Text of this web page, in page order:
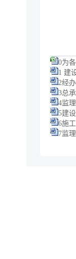
0为
1 建
2经
3总
4监
5建
6施
7监